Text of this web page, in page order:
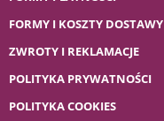
FORMY I KOSZTY DOSTAWY
ZWROTY I REKLAMACJE
POLITYKA PRYWATNOŚCI
POLITYKA COOKIES